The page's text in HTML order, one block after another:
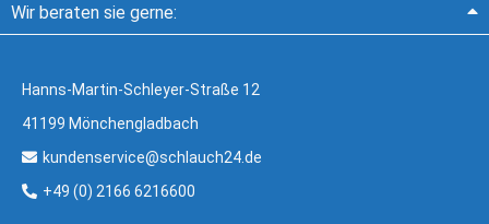
Wir beraten sie gerne:
Hanns-Martin-Schleyer-Straße 12
41199 Mönchengladbach
kundenservice@schlauch24.de
+49 (0) 2166 6216600